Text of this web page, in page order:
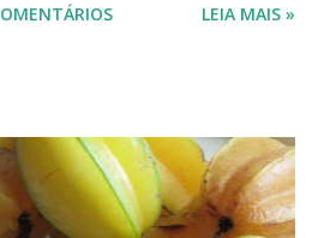
existe uma grande quantidade delas,
- estou citando as que amo, claro. Em
claude em quase todos os lugares, dos
Foi em uma dessas feiras que a
LEIA MAIS »